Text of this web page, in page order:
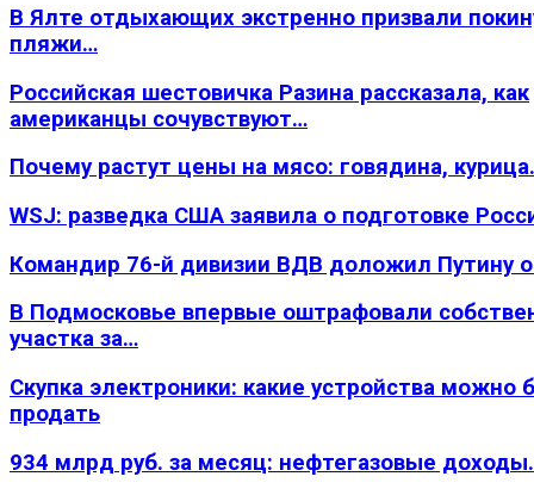
В Ялте отдыхающих экстренно призвали
пляжи…
Российская шестовичка Разина рассказала, как
американцы сочувствуют…
Почему растут цены на мясо: говядина,
WSJ: разведка США заявила о подготовке
Командир 76-й дивизии ВДВ доложил Путину
В Подмосковье впервые оштрафовали
участка за…
Скупка электроники: какие устройства можно
продать
934 млрд руб. за месяц: нефтегазовые